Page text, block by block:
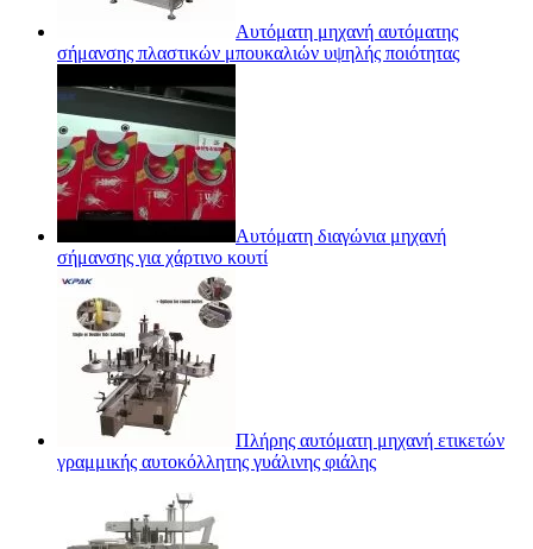
Αυτόματη μηχανή αυτόματης
σήμανσης πλαστικών μπουκαλιών υψηλής ποιότητας
Αυτόματη διαγώνια μηχανή
σήμανσης για χάρτινο κουτί
Πλήρης αυτόματη μηχανή ετικετών
γραμμικής αυτοκόλλητης γυάλινης φιάλης